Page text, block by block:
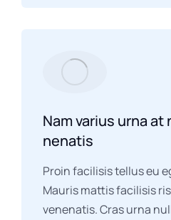
Nam varius urna at
nenatis
Proin facilisis tellus eu
Mauris mattis facilisis
venenatis. Cras urna